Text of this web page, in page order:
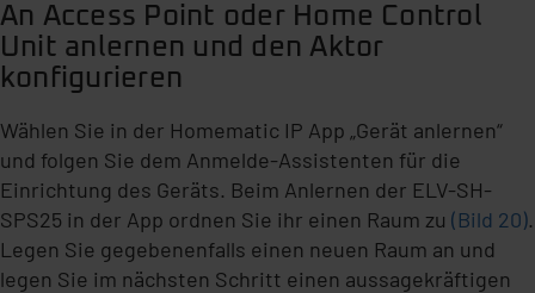
An Access Point oder Home Control
Unit anlernen und den Aktor
konfigurieren
Wählen Sie in der Homematic IP App „Gerät anlernen“
und folgen Sie dem Anmelde-Assistenten für die
Einrichtung des Geräts. Beim Anlernen der ELV-SH-
SPS25 in der App ordnen Sie ihr einen Raum zu (Bild 20).
Legen Sie gegebenenfalls einen neuen Raum an und
legen Sie im nächsten Schritt einen aussagekräftigen